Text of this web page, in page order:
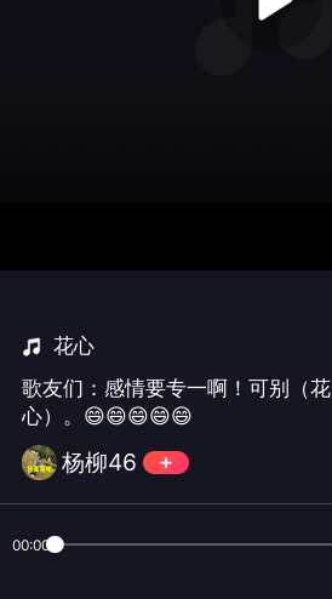
花心
歌友们：感情要专一啊！可别（花
心）。😄😄😄😄😄
杨柳46
00:00